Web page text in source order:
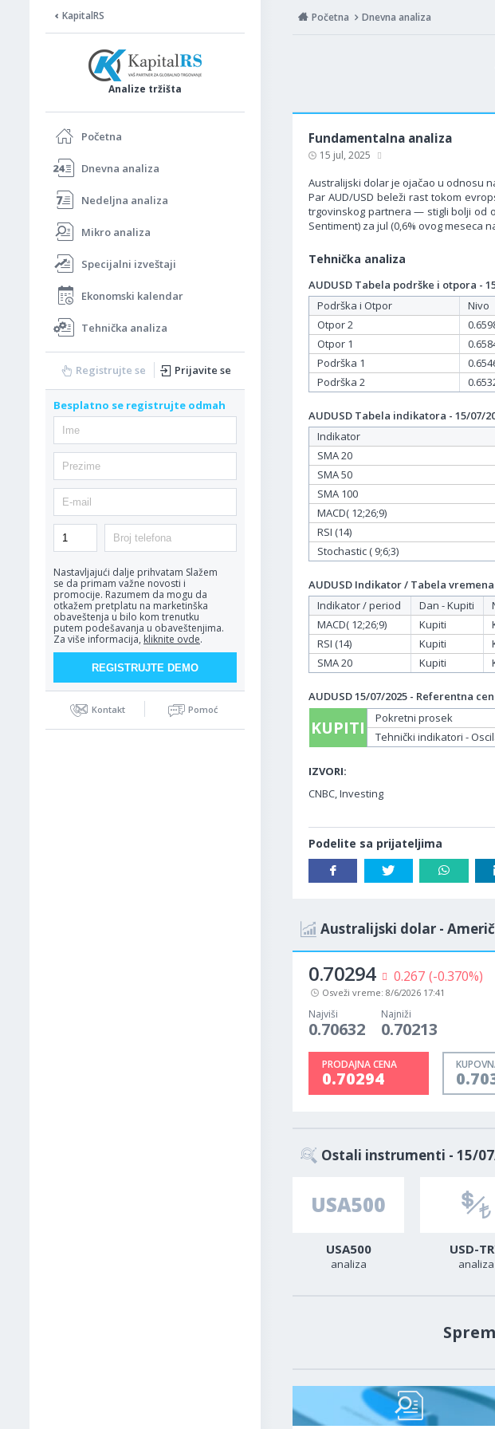
KapitalRS
Analize tržišta
Početna
Dnevna analiza
Nedeljna analiza
Mikro analiza
Specijalni izveštaji
Ekonomski kalendar
Tehnička analiza
Registrujte se Prijavite se
Besplatno se registrujte odmah
Nastavljajući dalje prihvatam Slažem
se da primam važne novosti i
promocije. Razumem da mogu da
otkažem pretplatu na marketinška
obaveštenja u bilo kom trenutku
putem podešavanja u obaveštenjima.
Za više informacija, kliknite ovde.
Kontakt Pomoć
Početna Dnevna analiza
Fundamentalna analiza
15 jul, 2025
Australijski dolar je ojačao u odnosu
Par AUD/USD beleži rast tokom
trgovinskog partnera — stigli bolji od
Sentiment) za jul (0,6% ovog meseca
Tehnička analiza
AUDUSD Tabela podrške i otpora -
Podrška i Otpor
Nivo
Otpor 2
Otpor 1
Podrška 1
Podrška 2
AUDUSD Tabela indikatora - 15/07/
Indikator
SMA 20
SMA 50
SMA 100
MACD( 12;26;9)
RSI (14)
Stochastic ( 9;6;3)
AUDUSD Indikator / Tabela vremena
Indikator / period
Dan - Kupiti
MACD( 12;26;9)
Kupiti
RSI (14)
Kupiti
SMA 20
Kupiti
AUDUSD 15/07/2025 - Referentna
KUPITI Pokretni prosek
Tehnički indikatori -
IZVORI:
CNBC, Investing
Podelite sa prijateljima
Australijski dolar -
0.70294 0.267 (-0.370%)
Osveži vreme: 8/6/2026 17:41
Najviši
0.70632
Najniži
0.70213
PRODAJNA CENA
0.70294
Ostali instrumenti - 15/
USA500
analiza
USD-
analiza